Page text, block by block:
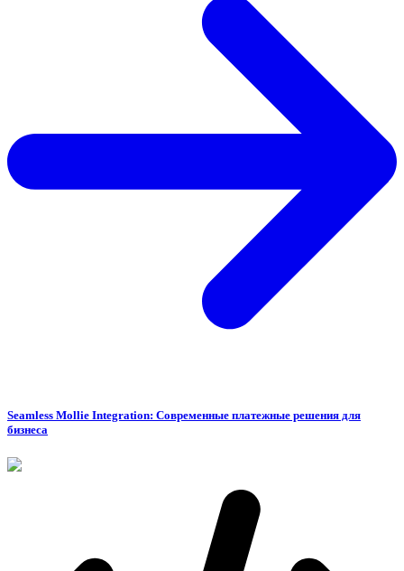
Seamless Mollie Integration: Современные платежные решения для
бизнеса